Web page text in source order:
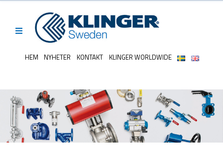
HEM NYHETER KONTAKT KLINGER WORLDWIDE